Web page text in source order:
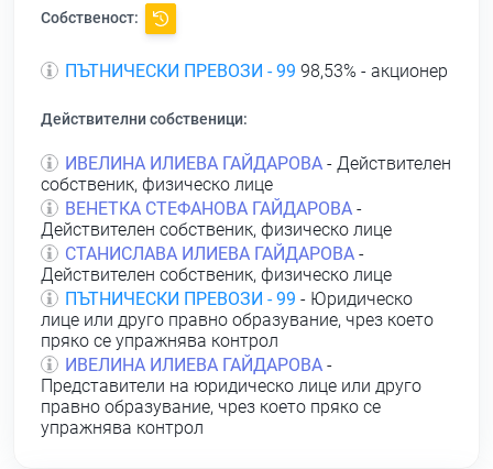
Собственост:
ПЪТНИЧЕСКИ ПРЕВОЗИ - 99 98,53% - акционер
Действителни собственици:
ИВЕЛИНА ИЛИЕВА ГАЙДАРОВА - Действителен
собственик, физическо лице
ВЕНЕТКА СТЕФАНОВА ГАЙДАРОВА -
Действителен собственик, физическо лице
СТАНИСЛАВА ИЛИЕВА ГАЙДАРОВА -
Действителен собственик, физическо лице
ПЪТНИЧЕСКИ ПРЕВОЗИ - 99 - Юридическо
лице или друго правно образувание, чрез което
пряко се упражнява контрол
ИВЕЛИНА ИЛИЕВА ГАЙДАРОВА -
Представители на юридическо лице или друго
правно образувание, чрез което пряко се
упражнява контрол